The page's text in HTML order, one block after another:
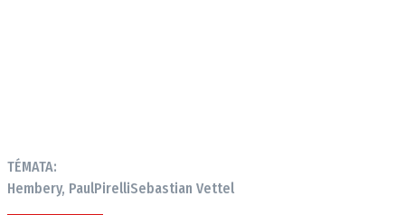
TÉMATA:
Hembery, PaulPirelliSebastian Vettel